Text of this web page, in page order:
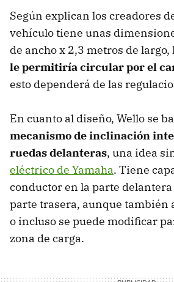
Según explican los creadores
vehículo tiene unas
de ancho x 2,3 metros de
le permitiría circular por el
esto dependerá de las
En cuanto al diseño, Wello se
mecanismo de inclinación
ruedas delanteras, una idea
eléctrico de Yamaha. Tiene
conductor en la parte
parte trasera, aunque también
o incluso se puede modificar
zona de carga.